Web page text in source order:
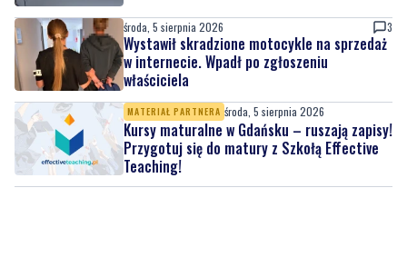
środa, 5 sierpnia 2026 3
Wystawił skradzione motocykle na sprzedaż
w internecie. Wpadł po zgłoszeniu
właściciela
MATERIAŁ PARTNERA środa, 5 sierpnia 2026
Kursy maturalne w Gdańsku – ruszają zapisy!
Przygotuj się do matury z Szkołą Effective
Teaching!